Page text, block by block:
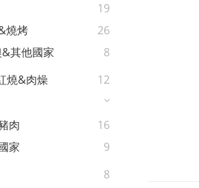
19
燒烤
26
其他國家
8
燒&肉燥
12
肉
16
家
9
8